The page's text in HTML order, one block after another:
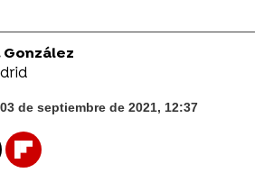
González
03 de septiembre de 2021, 12:37
Flipboard